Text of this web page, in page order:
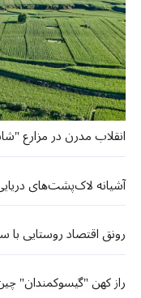
انقلاب مدرن در مزارع
آشیانه لاک‌پشت‌های
رونق اقتصاد روستایی
راز کهن "گیسوکمندان"